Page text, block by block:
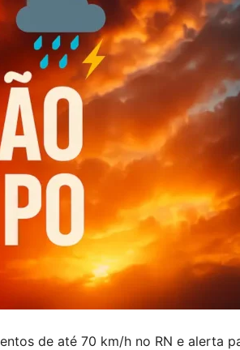
de até 70 km/h no RN e alerta